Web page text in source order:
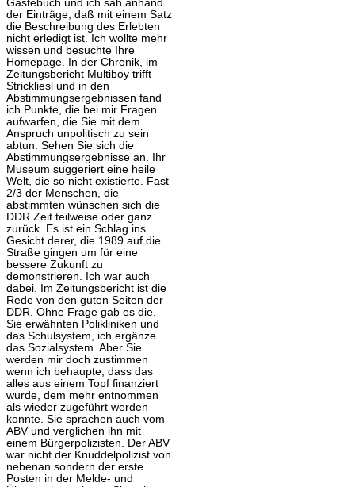
Gästebuch und ich sah anhand
der Einträge, daß mit einem Satz
die Beschreibung des Erlebten
nicht erledigt ist. Ich wollte mehr
wissen und besuchte Ihre
Homepage. In der Chronik, im
Zeitungsbericht Multiboy trifft
Strickliesl und in den
Abstimmungsergebnissen fand
ich Punkte, die bei mir Fragen
aufwarfen, die Sie mit dem
Anspruch unpolitisch zu sein
abtun. Sehen Sie sich die
Abstimmungsergebnisse an. Ihr
Museum suggeriert eine heile
Welt, die so nicht existierte. Fast
2/3 der Menschen, die
abstimmten wünschen sich die
DDR Zeit teilweise oder ganz
zurück. Es ist ein Schlag ins
Gesicht derer, die 1989 auf die
Straße gingen um für eine
bessere Zukunft zu
demonstrieren. Ich war auch
dabei. Im Zeitungsbericht ist die
Rede von den guten Seiten der
DDR. Ohne Frage gab es die.
Sie erwähnten Polikliniken und
das Schulsystem, ich ergänze
das Sozialsystem. Aber Sie
werden mir doch zustimmen
wenn ich behaupte, dass das
alles aus einem Topf finanziert
wurde, dem mehr entnommen
als wieder zugeführt werden
konnte. Sie sprachen auch vom
ABV und verglichen ihn mit
einem Bürgerpolizisten. Der ABV
war nicht der Knuddelpolizist von
nebenan sondern der erste
Posten in der Melde- und